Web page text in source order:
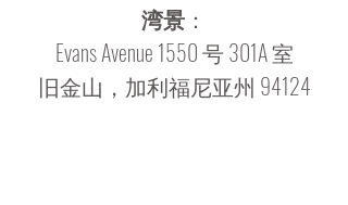
湾景 ：
Evans Avenue 1550 号 301A 室
旧金山，加利福尼亚州 94124